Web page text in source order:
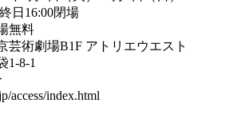
日16:00閉場
無料
術劇場B1F アトリエウエスト
1-8-1
access/index.html